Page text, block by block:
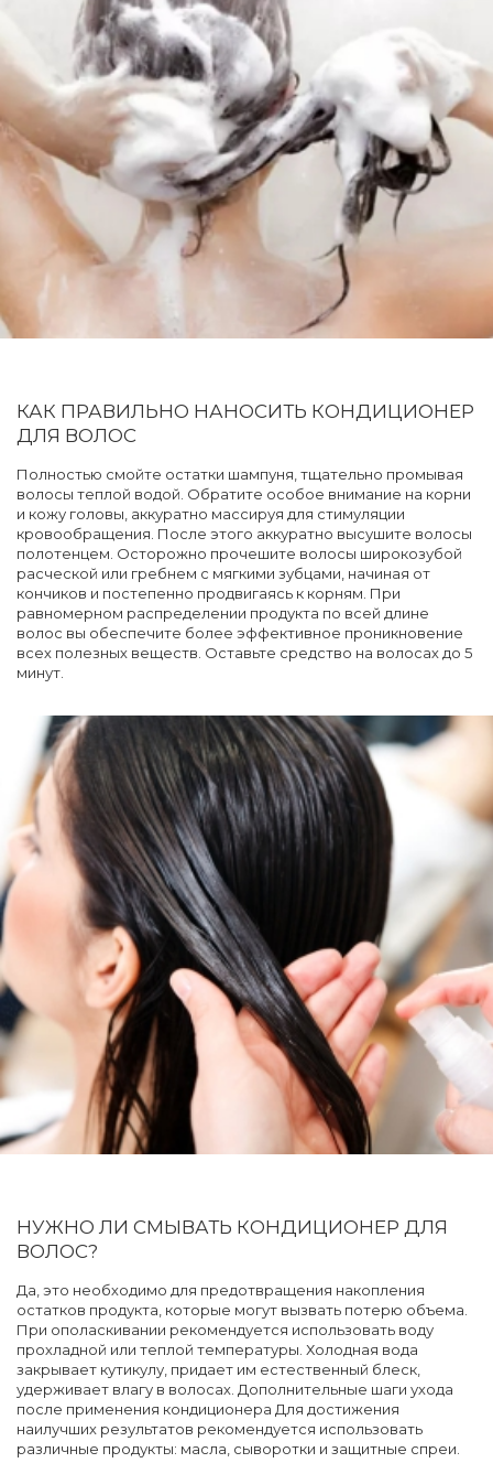
КАК ПРАВИЛЬНО НАНОСИТЬ КОНДИЦИОНЕР
ДЛЯ ВОЛОС
Полностью смойте остатки шампуня, тщательно промывая
волосы теплой водой. Обратите особое внимание на корни
и кожу головы, аккуратно массируя для стимуляции
кровообращения. После этого аккуратно высушите волосы
полотенцем. Осторожно прочешите волосы широкозубой
расческой или гребнем с мягкими зубцами, начиная от
кончиков и постепенно продвигаясь к корням. При
равномерном распределении продукта по всей длине
волос вы обеспечите более эффективное проникновение
всех полезных веществ. Оставьте средство на волосах до 5
минут.
НУЖНО ЛИ СМЫВАТЬ КОНДИЦИОНЕР ДЛЯ
ВОЛОС?
Да, это необходимо для предотвращения накопления
остатков продукта, которые могут вызвать потерю объема.
При ополаскивании рекомендуется использовать воду
прохладной или теплой температуры. Холодная вода
закрывает кутикулу, придает им естественный блеск,
удерживает влагу в волосах. Дополнительные шаги ухода
после применения кондиционера Для достижения
наилучших результатов рекомендуется использовать
различные продукты: масла, сыворотки и защитные спреи.